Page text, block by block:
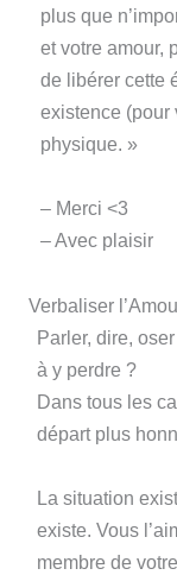
plus que
et votre amour,
de libérer cette
existence (pour
physique. »
– Merci <3
– Avec plaisir
Verbaliser
Parler, dire,
à y perdre ?
Dans tous les
départ plus
La situation
existe. Vous
membre de